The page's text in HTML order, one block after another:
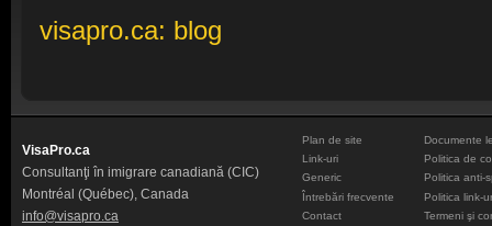
visapro.ca: blog
VisaPro.ca
Consultanţi în imigrare canadiană (CIC)
Montréal (Québec), Canada
info@visapro.ca
Plan de site
Link-uri
Generic
Întrebări frecvente
Contact
Documente
Politica de
Politica anti-
Politica link-
Termeni şi